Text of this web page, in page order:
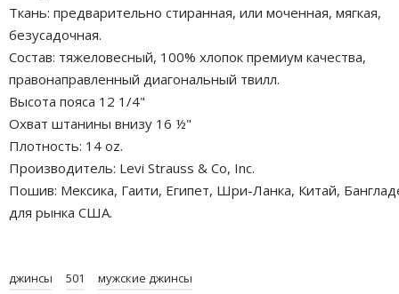
Ткань: предварительно стиранная, или моченная, мягкая,
безусадочная.
Состав: тяжеловесный, 100% хлопок премиум качества,
правонаправленный диагональный твилл.
Высота пояса 12 1/4"
Охват штанины внизу 16 ½"
Плотность: 14 oz.
Производитель: Levi Strauss & Co, Inc.
Пошив: Мексика, Гаити, Египет, Шри-Ланка, Китай,
для рынка США.
джинсы 501 мужские джинсы